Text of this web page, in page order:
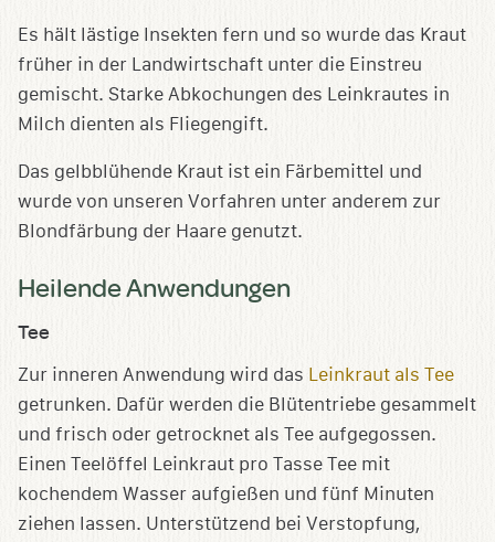
Es hält lästige Insekten fern und so wurde das Kraut
früher in der Landwirtschaft unter die Einstreu
gemischt. Starke Abkochungen des Leinkrautes in
Milch dienten als Fliegengift.
Das gelbblühende Kraut ist ein Färbemittel und
wurde von unseren Vorfahren unter anderem zur
Blondfärbung der Haare genutzt.
Heilende Anwendungen
Tee
Zur inneren Anwendung wird das Leinkraut als Tee
getrunken. Dafür werden die Blütentriebe gesammelt
und frisch oder getrocknet als Tee aufgegossen.
Einen Teelöffel Leinkraut pro Tasse Tee mit
kochendem Wasser aufgießen und fünf Minuten
ziehen lassen. Unterstützend bei Verstopfung,